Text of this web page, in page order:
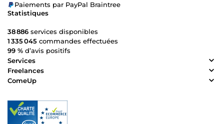
Paiements par PayPal Braintree
Statistiques
38 886 services disponibles
1 335 045 commandes effectuées
99 % d’avis positifs
Services
Freelances
ComeUp